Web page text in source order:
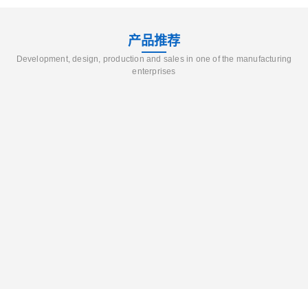
产品推荐
Development, design, production and sales in one of the manufacturing
enterprises